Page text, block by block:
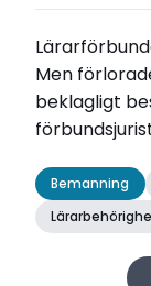
Men
beklagligt
Bemanning